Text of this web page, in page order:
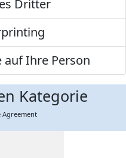
Dritter
auf Ihre Person
Kategorie
Agreement